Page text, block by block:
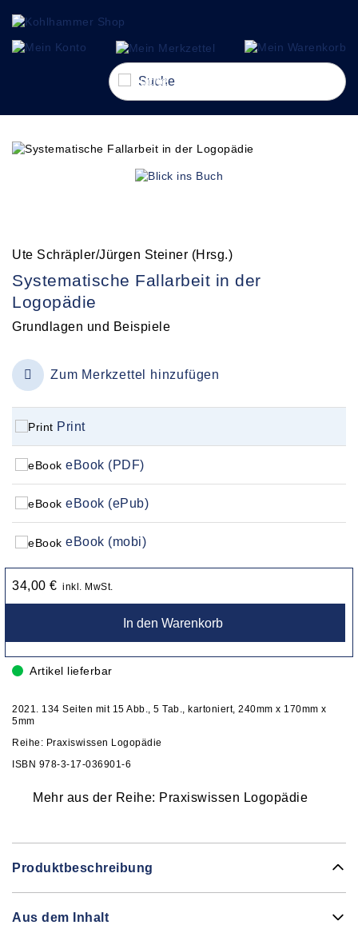
springen
Ute Schräpler/Jürgen Steiner (Hrsg.)
Systematische Fallarbeit in der
Logopädie
Grundlagen und Beispiele
Zum Merkzettel hinzufügen
Print
eBook (PDF)
eBook (ePub)
eBook (mobi)
34,00 € inkl. MwSt.
In den Warenkorb
Artikel lieferbar
2021. 134 Seiten mit 15 Abb., 5 Tab., kartoniert, 240mm x 170mm x
5mm
Reihe: Praxiswissen Logopädie
ISBN 978-3-17-036901-6
Mehr aus der Reihe: Praxiswissen Logopädie
Produktbeschreibung
Aus dem Inhalt